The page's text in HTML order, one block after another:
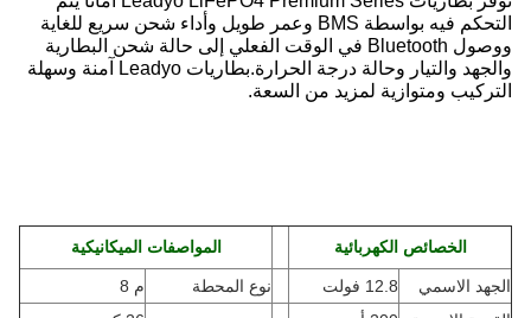
التحكم فيه بواسطة BMS وعمر طويل وأداء شحن سريع للغاية
ووصول Bluetooth في الوقت الفعلي إلى حالة شحن البطارية
والجهد والتيار وحالة درجة الحرارة.بطاريات Leadyo آمنة وسهلة
التركيب ومتوازية لمزيد من السعة.
الخصائص الكهربائية المواصفات الميكانيكية
الجهد الاسمي 12.8 فولت نوع المحطة
م 8